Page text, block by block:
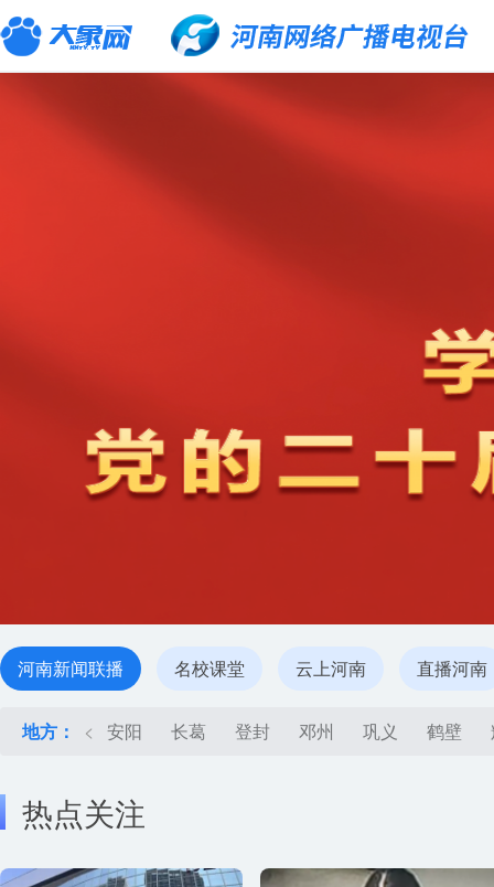
河南新闻联播 名校课堂 云上河南 直播河南
地方： < 安阳 长葛 登封 邓州 巩义 鹤壁
热点关注